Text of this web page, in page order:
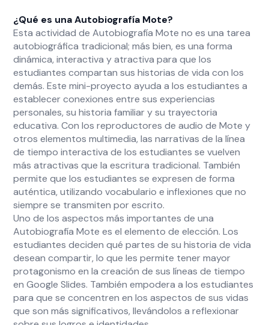
¿Qué es una Autobiografía Mote?
Esta actividad de Autobiografía Mote no es una tarea
autobiográfica tradicional; más bien, es una forma
dinámica, interactiva y atractiva para que los
estudiantes compartan sus historias de vida con los
demás. Este mini-proyecto ayuda a los estudiantes a
establecer conexiones entre sus experiencias
personales, su historia familiar y su trayectoria
educativa. Con los reproductores de audio de Mote y
otros elementos multimedia, las narrativas de la línea
de tiempo interactiva de los estudiantes se vuelven
más atractivas que la escritura tradicional. También
permite que los estudiantes se expresen de forma
auténtica, utilizando vocabulario e inflexiones que no
siempre se transmiten por escrito.
Uno de los aspectos más importantes de una
Autobiografía Mote es el elemento de elección. Los
estudiantes deciden qué partes de su historia de vida
desean compartir, lo que les permite tener mayor
protagonismo en la creación de sus líneas de tiempo
en Google Slides. También empodera a los estudiantes
para que se concentren en los aspectos de sus vidas
que son más significativos, llevándolos a reflexionar